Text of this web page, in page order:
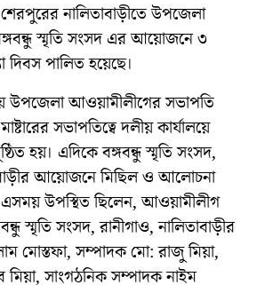
শেরপুরের নালিতাবাড়ীতে উপজেলা
স্মৃতি সংসদ এর আয়োজনে ৩
দিবস পালিত হয়েছে।
উপজেলা আওয়ামীলীগের সভাপতি
সভাপতিত্বে দলীয় কার্যালয়ে
হয়। এদিকে বঙ্গবন্ধু স্মৃতি সংসদ,
আয়োজনে মিছিল ও আলোচনা
উপস্থিত ছিলেন, আওয়ামীলীগ
স্মৃতি সংসদ, রানীগাও, নালিতাবাড়ীর
মোস্তফা, সম্পাদক মো: রাজু মিয়া,
সাংগঠনিক সম্পাদক নাইম